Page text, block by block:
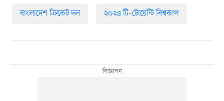
বাংলাদেশ ক্রিকেট দল ২০২৪ টি–টোয়েন্টি বিশ্বকাপ